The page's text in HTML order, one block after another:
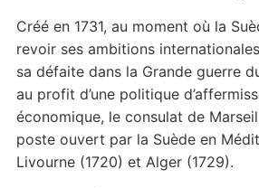
Créé en 1731, au moment où la
revoir ses ambitions
sa défaite dans la Grande guerre
au profit d’une politique
économique, le consulat de
poste ouvert par la Suède en
Livourne (1720) et Alger (1729).